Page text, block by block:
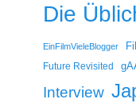
Die
EinFilmVieleBlogger
Future Revisited
Interview